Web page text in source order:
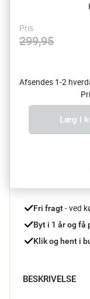
Pris
299,95
Afsendes 1-2
Læg i
Fri fragt - ved
Byt i 1 år og få
Klik og hent i
BESKRIVELSE